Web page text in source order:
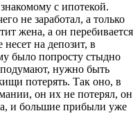
с ипотекой.
не заработал, а только
жена, а он перебивается
несет на депозит, в
было попросту стыдно
подумают, нужно быть
потерять. Так оно, в
он их не потерял, он
и большие прибыли уже